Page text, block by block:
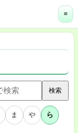
≡
検索
ま や ら